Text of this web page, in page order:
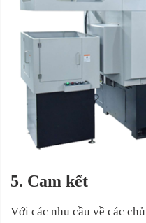
5. Cam kết
Với các nhu cầu về các